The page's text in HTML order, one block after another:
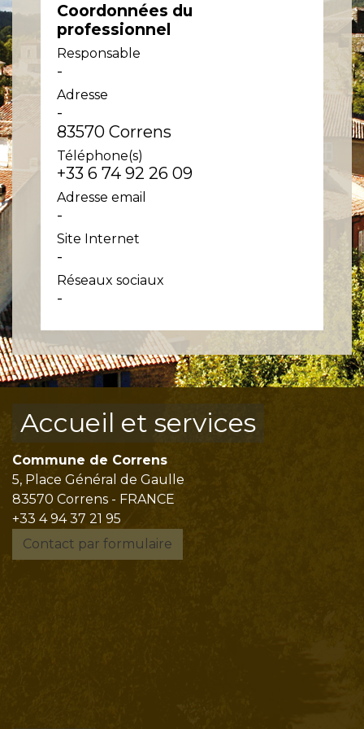
Coordonnées du
professionnel
Responsable
-
Adresse
-
83570 Correns
Téléphone(s)
+33 6 74 92 26 09
Adresse email
-
Site Internet
-
Réseaux sociaux
-
Accueil et services
Commune de Correns
5, Place Général de Gaulle
83570 Correns - FRANCE
+33 4 94 37 21 95
Contact par formulaire